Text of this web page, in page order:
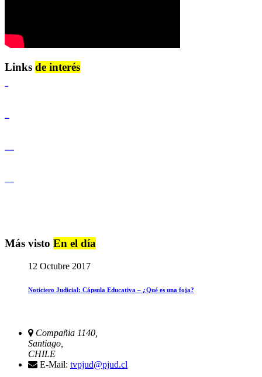
Links de interés
Más visto En el día
12 Octubre 2017
Noticiero Judicial: Cápsula Educativa – ¿Qué es una foja?
Compañia 1140,
Santiago,
CHILE
E-Mail: tvpjud@pjud.cl